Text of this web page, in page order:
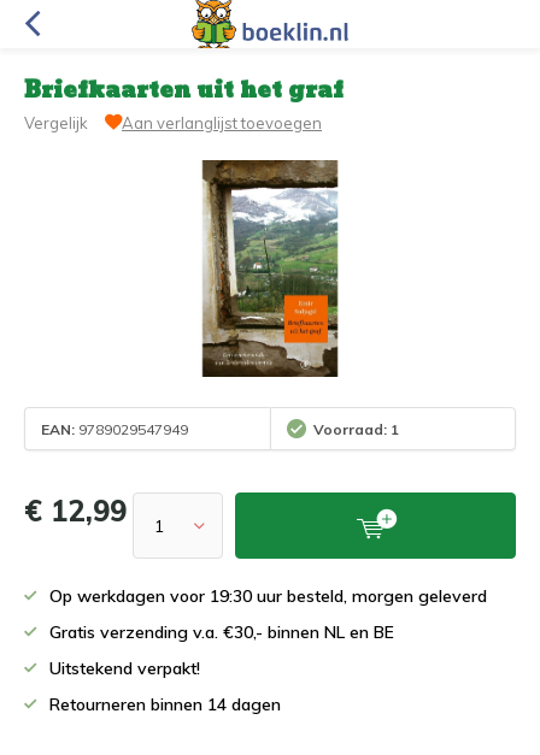
Briefkaarten uit het graf
Vergelijk Aan verlanglijst toevoegen
EAN: 9789029547949 Voorraad: 1
€ 12,99
Op werkdagen voor 19:30 uur besteld, morgen geleverd
Gratis verzending v.a. €30,- binnen NL en BE
Uitstekend verpakt!
Retourneren binnen 14 dagen